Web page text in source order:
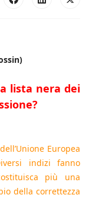
lista nera dei
Europea
indizi fanno
più una
della correttezza